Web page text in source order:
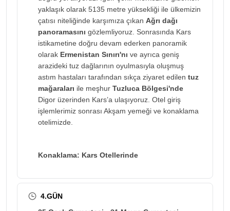
yaklaşık olarak 5135 metre yüksekliği ile ülkemizin
çatısı niteliğinde karşımıza çıkan Ağrı dağı
panoramasını gözlemliyoruz. Sonrasında Kars
istikametine doğru devam ederken panoramik
olarak Ermenistan Sınırı'nı ve ayrıca geniş
arazideki tuz dağlarının oyulmasıyla oluşmuş
astım hastaları tarafından sıkça ziyaret edilen tuz
mağaraları ile meşhur Tuzluca Bölgesi'nde
Digor üzerinden Kars’a ulaşıyoruz. Otel giriş
işlemlerimiz sonrası Akşam yemeği ve konaklama
otelimizde.
Konaklama: Kars Otellerinde
4.GÜN